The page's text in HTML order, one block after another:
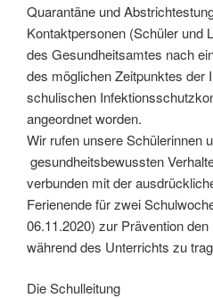
Quarantäne und
Kontaktpersonen (Schüler und
des Gesundheitsamtes nach
des möglichen Zeitpunktes der
schulischen
angeordnet worden.
Wir rufen unsere Schülerinnen
gesundheitsbewussten
verbunden mit der
Ferienende für zwei
06.11.2020) zur Prävention
während des Unterrichts zu
Die Schulleitung